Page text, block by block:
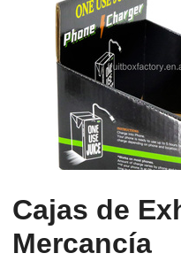
Cajas de
Mercancía